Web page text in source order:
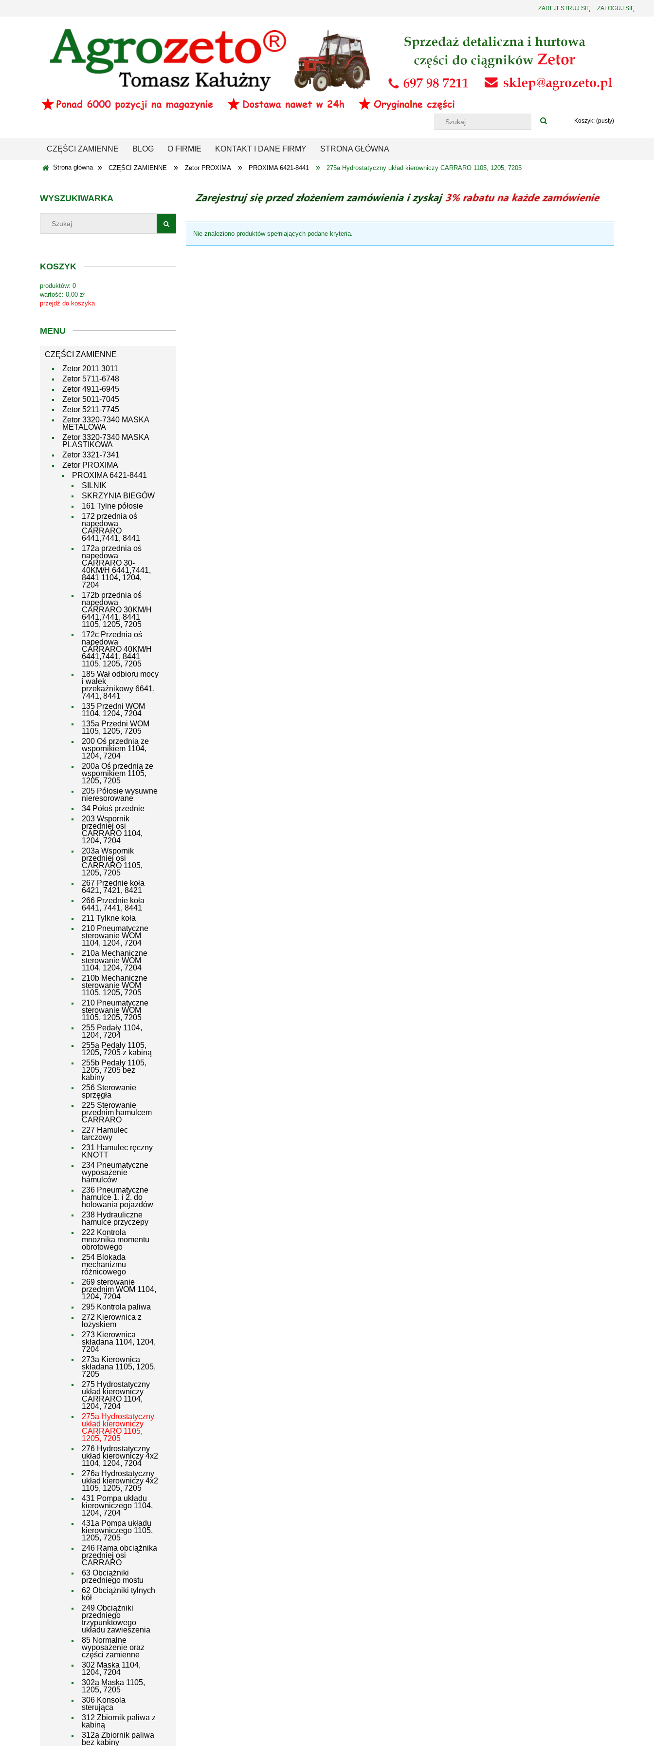
ZAREJESTRUJ SIĘ ZALOGUJ SIĘ
Koszyk: (pusty)
CZĘŚCI ZAMIENNE BLOG O FIRMIE KONTAKT I DANE FIRMY STRONA GŁÓWNA
Strona główna » CZĘŚCI ZAMIENNE » Zetor PROXIMA » PROXIMA 6421-8441 » 275a Hydrostatyczny układ kierowniczy CARRARO 1105, 1205, 7205
WYSZUKIWARKA
KOSZYK
produktów: 0
wartość: 0,00 zł
przejdź do koszyka
MENU
CZĘŚCI ZAMIENNE
Zetor 2011 3011
Zetor 5711-6748
Zetor 4911-6945
Zetor 5011-7045
Zetor 5211-7745
Zetor 3320-7340 MASKA
METALOWA
Zetor 3320-7340 MASKA
PLASTIKOWA
Zetor 3321-7341
Zetor PROXIMA
PROXIMA 6421-8441
SILNIK
SKRZYNIA BIEGÓW
161 Tylne półosie
172 przednia oś
napędowa
CARRARO
6441,7441, 8441
172a przednia oś
napędowa
CARRARO 30-
40KM/H 6441,7441,
8441 1104, 1204,
7204
172b przednia oś
napędowa
CARRARO 30KM/H
6441,7441, 8441
1105, 1205, 7205
172c Przednia oś
napędowa
CARRARO 40KM/H
6441,7441, 8441
1105, 1205, 7205
185 Wał odbioru mocy
i wałek
przekaźnikowy 6641,
7441, 8441
135 Przedni WOM
1104, 1204, 7204
135a Przedni WOM
1105, 1205, 7205
200 Oś przednia ze
wspornikiem 1104,
1204, 7204
200a Oś przednia ze
wspornikiem 1105,
1205, 7205
205 Półosie wysuwne
nieresorowane
34 Półoś przednie
203 Wspornik
przedniej osi
CARRARO 1104,
1204, 7204
203a Wspornik
przedniej osi
CARRARO 1105,
1205, 7205
267 Przednie koła
6421, 7421, 8421
266 Przednie koła
6441, 7441, 8441
211 Tylkne koła
210 Pneumatyczne
sterowanie WOM
1104, 1204, 7204
210a Mechaniczne
sterowanie WOM
1104, 1204, 7204
210b Mechaniczne
sterowanie WOM
1105, 1205, 7205
210 Pneumatyczne
sterowanie WOM
1105, 1205, 7205
255 Pedały 1104,
1204, 7204
255a Pedały 1105,
1205, 7205 z kabiną
255b Pedały 1105,
1205, 7205 bez
kabiny
256 Sterowanie
sprzęgła
225 Sterowanie
przednim hamulcem
CARRARO
227 Hamulec
tarczowy
231 Hamulec ręczny
KNOTT
234 Pneumatyczne
wyposażenie
hamulców
236 Pneumatyczne
hamulce 1. i 2. do
holowania pojazdów
238 Hydrauliczne
hamulce przyczepy
222 Kontrola
mnożnika momentu
obrotowego
254 Blokada
mechanizmu
różnicowego
269 sterowanie
przednim WOM 1104,
1204, 7204
295 Kontrola paliwa
272 Kierownica z
łożyskiem
273 Kierownica
składana 1104, 1204,
7204
273a Kierownica
składana 1105, 1205,
7205
275 Hydrostatyczny
układ kierowniczy
CARRARO 1104,
1204, 7204
275a Hydrostatyczny
układ kierowniczy
CARRARO 1105,
1205, 7205
276 Hydrostatyczny
układ kierowniczy 4x2
1104, 1204, 7204
276a Hydrostatyczny
układ kierowniczy 4x2
1105, 1205, 7205
431 Pompa układu
kierowniczego 1104,
1204, 7204
431a Pompa układu
kierowniczego 1105,
1205, 7205
246 Rama obciążnika
przedniej osi
CARRARO
63 Obciążniki
przedniego mostu
62 Obciążniki tylnych
kół
249 Obciążniki
przedniego
trzypunktowego
układu zawieszenia
85 Normalne
wyposażenie oraz
części zamienne
302 Maska 1104,
1204, 7204
302a Maska 1105,
1205, 7205
306 Konsola
sterująca
312 Zbiornik paliwa z
kabiną
312a Zbiornik paliwa
bez kabiny
Nie znaleziono produktów spełniających podane kryteria.